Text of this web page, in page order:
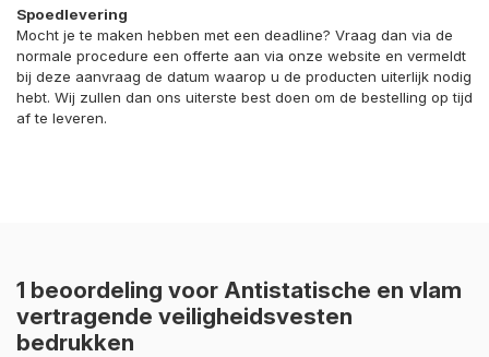
Spoedlevering
Mocht je te maken hebben met een deadline? Vraag dan via de
normale procedure een offerte aan via onze website en vermeldt
bij deze aanvraag de datum waarop u de producten uiterlijk nodig
hebt. Wij zullen dan ons uiterste best doen om de bestelling op tijd
af te leveren.
1 beoordeling voor Antistatische en vlam
vertragende veiligheidsvesten
bedrukken